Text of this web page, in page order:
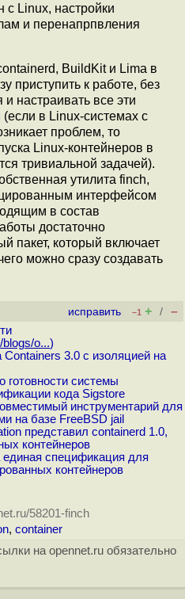
с Linux, настройки
и перенапрпвления
BuildKit и Lima в
приступить к работе, без
настраивать все эти
в Linux-системах с
проблем, то
Linux-контейнеров в
тривиальной задачей).
утилита finch,
интерфейсом
в состав
достаточно
пакет, который включает
можно сразу создавать
исправить –1 + / –
o...)
3.0 с изоляцией на
системы
кода Sigstore
инструментарий для
на базе FreeBSD jail
представил containerd 1.0,
контейнеров
спецификация для
контейнеров
58201-finch
, container
на opennet.ru обязательно